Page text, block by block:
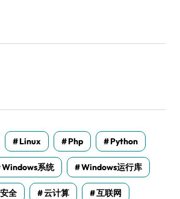
Linux Php Python
Windows系统 Windows运行库
全 云计算 互联网